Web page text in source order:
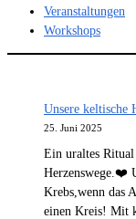
Veranstaltungen
Workshops
Unsere keltische
25. Juni 2025
Ein uraltes
Herzenswege.❤️
Krebs,wenn das
einen Kreis! Mit